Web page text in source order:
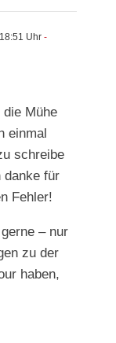
Uhr -
die Mühe
einmal
schreibe
danke für
Fehler!
– nur
zu der
haben,